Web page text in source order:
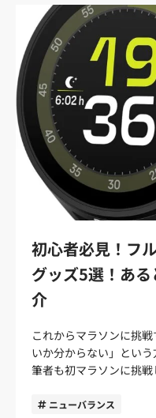
ース終盤まで腕を振れ
れ、推進力が失われる
紫外線から肌を守る マラソンは長時間屋外を走るため紫外
線の影響は避けられません。 紫外線は、シミやシ
みなどさまざまな肌ト
弱い方は、レース後に
対策が必要です。 また、紫外線を長時間浴びるとストレス
ホルモンや疲労物質が
線をブロックして肌トラ
しょう。 ランニング用アームカバーの選び方のポイントと
は アームカバーは目的やシーズンにあったアイテムを選ぶ
ことでより高い効果が
選ぶ上でのポイントをご紹介します
使い分けており、商品
ります。 夏場は、汗を素早く吸収して逃すことができる吸
汗速乾性のアイテムを
いためUVケアに特化し
適さとパフォーマンス
えてアイテムを選ぶこと
発揮できるので参考にしてみて
らず、すべての衣類で
介していますので、商品
フスリーブ（ふくらはぎサポ
リーブとは、ふくらはぎ
のことです。ふくらは
も呼ばれていますが、
しょうか。 まずはカーフスリーブを着用する効果をご紹介
します。 コンプレッション（着圧）効果でパフォーマンス
向上や疲労軽減が期待できる カーフスリーブ
て、コンプレッション機
労軽減があげられます。 コンプレッション機能とは、筋肉
を適度に圧迫してサポ
ーターに比べ、よりし
あるのが特徴です。 運動中の激しい動きや切り返しは、筋
肉への衝撃や負荷を与
ことで疲労やダメージ
機能は適度にふくらはぎ
の無駄な動きを軽減し、
つなげてくれます。 過度に疲労やダメージが蓄積すれば、
怪我の原因にもなりか
し、アスリートの足をし
リーブの効果です。 多くのスポーツにおいて、足のコンデ
ィションはパフォーマ
の伸び悩みや疲労感に
初心者必見！フ
グッズ5選！あ
介
これからマラソンに挑
いか分からない」という
筆者も初マラソンに挑
た。 この記事では、初マラソンに挑戦する方に向けて、ニューバランス